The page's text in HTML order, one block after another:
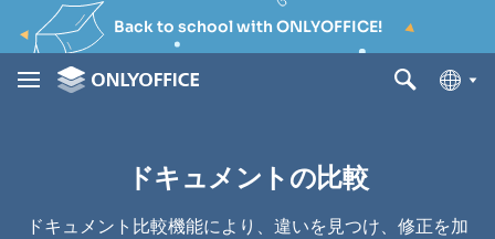
Back to school with ONLYOFFICE!
ドキュメントの比較
ドキュメント比較機能により、違いを見つけ、修正を加